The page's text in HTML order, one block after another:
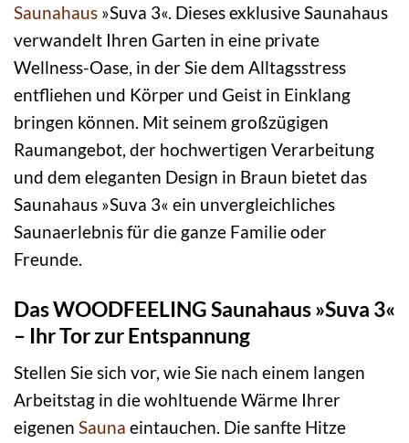
Saunahaus »Suva 3«. Dieses exklusive Saunahaus
verwandelt Ihren Garten in eine private
Wellness-Oase, in der Sie dem Alltagsstress
entfliehen und Körper und Geist in Einklang
bringen können. Mit seinem großzügigen
Raumangebot, der hochwertigen Verarbeitung
und dem eleganten Design in Braun bietet das
Saunahaus »Suva 3« ein unvergleichliches
Saunaerlebnis für die ganze Familie oder
Freunde.
Das WOODFEELING Saunahaus »Suva 3«
– Ihr Tor zur Entspannung
Stellen Sie sich vor, wie Sie nach einem langen
Arbeitstag in die wohltuende Wärme Ihrer
eigenen Sauna eintauchen. Die sanfte Hitze